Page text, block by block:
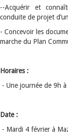
--Acquérir et
conduite de projet
- Concevoir les
marche du Plan
Horaires :
- Une journée de 9h
Date :
- Mardi 4 février à